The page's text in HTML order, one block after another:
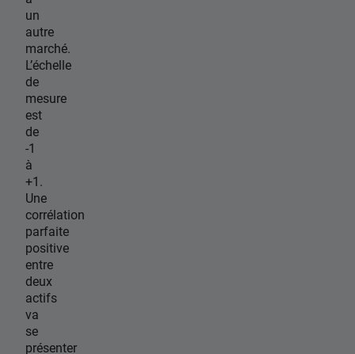
un
autre
marché.
L’échelle
de
mesure
est
de
-1
à
+1.
Une
corrélation
parfaite
positive
entre
deux
actifs
va
se
présenter